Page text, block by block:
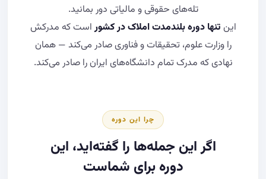
تله‌های حقوقی و مالیاتی دور بمانید.
این تنها دوره بلندمدت املاک در کشوراست که مدرکش
را وزارت علوم، تحقیقات و فناوری صادر می‌کند — همان
نهادی که مدرک تمام دانشگاه‌های ایران را صادر می‌کند.
چرا این دوره
اگر این جمله‌ها را گفته‌اید، این
دوره برای شماست